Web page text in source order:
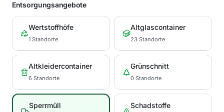
Entsorgungsangebote
Wertstoffhöfe
1 Standorte
Altglascontainer
23 Standorte
Altkleidercontainer
6 Standorte
Grünschnitt
0 Standorte
Sperrmüll Schadstoffe